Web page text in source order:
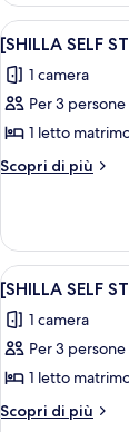
Twin
Room,
City
View
STUDIO]
Deluxe
Twin
Room,
City
Apri
tutte
le
foto
per
[SHILLA
Deluxe
Family
Twin
Room,
City
View
7
[SHILLA SELF
1 camera
Per 3 persone
1 letto
Scopri di più
Altri
SELF
STUDIO]
Deluxe
Family
Twin
Room,
View
Apri
tutte
le
foto
per
[SHILLA
8
[SHILLA SELF
1 camera
Per 3 persone
1 letto
Scopri di più
Altri